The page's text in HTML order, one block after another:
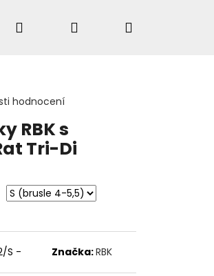
Přihlášení
hodnocení
RBK s
Tri-Di
S - Značka:RBK